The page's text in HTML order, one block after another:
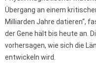
Übergang an einem
Milliarden Jahre datieren“,
der Gene hält bis heute an.
vorhersagen, wie sich die
entwickeln wird.